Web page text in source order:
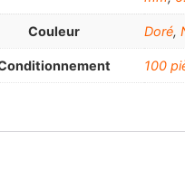
Couleur Doré,
100